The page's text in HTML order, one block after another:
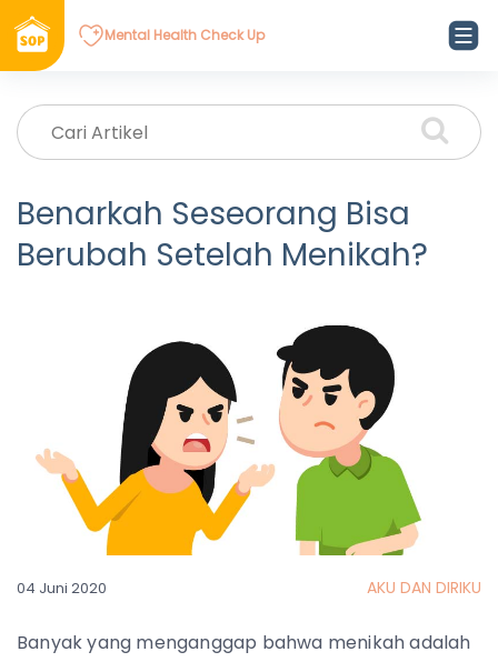
Mental Health Check Up
Benarkah Seseorang Bisa
Berubah Setelah Menikah?
04 Juni 2020 AKU DAN DIRIKU
Banyak yang menganggap bahwa menikah adalah